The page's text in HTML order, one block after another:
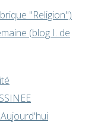
"Religion")
(blog I. de